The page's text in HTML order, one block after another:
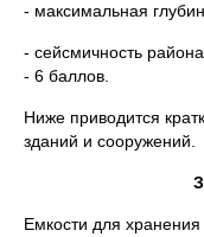
- максимальная
- сейсмичность
- 6 баллов.
Ниже приводится
зданий и сооружений.
Емкости для